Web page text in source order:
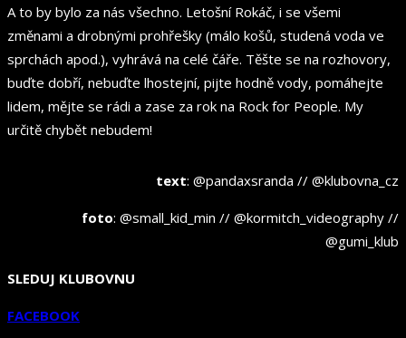
A to by bylo za nás všechno. Letošní Rokáč, i se všemi
změnami a drobnými prohřešky (málo košů, studená voda ve
sprchách apod.), vyhrává na celé čáře. Těšte se na rozhovory,
buďte dobří, nebuďte lhostejní, pijte hodně vody, pomáhejte
lidem, mějte se rádi a zase za rok na Rock for People. My
určitě chybět nebudem!
text: @pandaxsranda // @klubovna_cz
foto: @small_kid_min // @kormitch_videography //
@gumi_klub
SLEDUJ KLUBOVNU
FACEBOOK